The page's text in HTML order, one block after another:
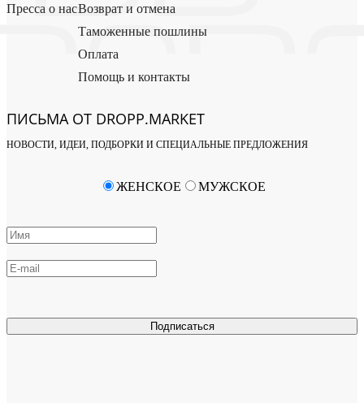
Пресса о насВозврат и отмена
Таможенные пошлины
Оплата
Помощь и контакты
ПИСЬМА ОТ DROPP.MARKET
НОВОСТИ, ИДЕИ, ПОДБОРКИ И СПЕЦИАЛЬНЫЕ ПРЕДЛОЖЕНИЯ
Подписаться
ЖЕНСКОЕ МУЖСКОЕ